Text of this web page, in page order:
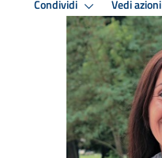
Condividi Vedi azioni